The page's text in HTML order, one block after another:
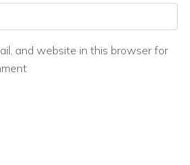
and website in this browser for